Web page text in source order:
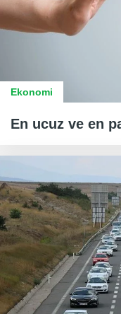
Ekonomi
En ucuz ve en